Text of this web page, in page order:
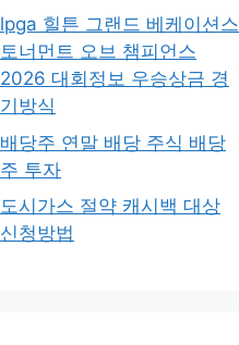
lpga 힐튼 그랜드 베케이션스
토너먼트 오브 챔피언스
2026 대회정보 우승상금 경
기방식
배당주 연말 배당 주식 배당
주 투자
도시가스 절약 캐시백 대상
신청방법